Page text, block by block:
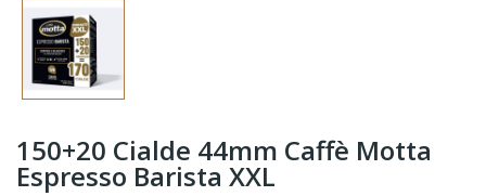
150+20 Cialde 44mm Caffè Motta
Espresso Barista XXL